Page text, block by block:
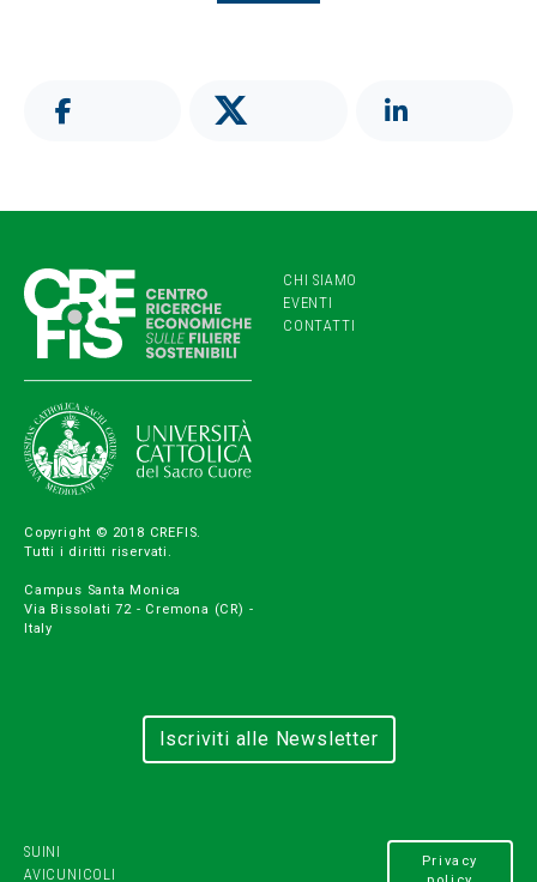
Copyright © 2018 CREFIS.
Tutti i diritti riservati.
Campus Santa Monica
Via Bissolati 72 - Cremona (CR) -
Italy
CHI SIAMO
EVENTI
CONTATTI
SUINI
AVICUNICOLI
Iscriviti alle Newsletter
Privacy